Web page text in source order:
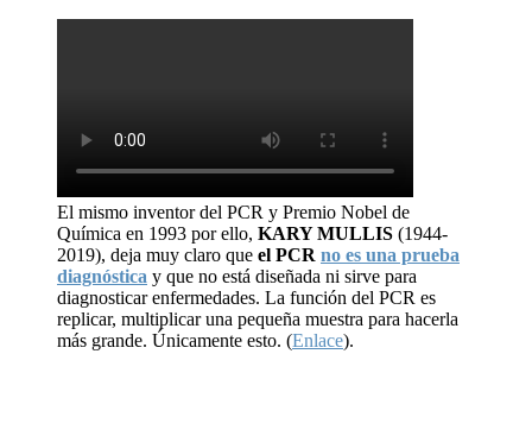
El mismo inventor del PCR y Premio Nobel de
Química en 1993 por ello, KARY MULLIS (1944-
2019), deja muy claro que el PCR no es una prueba
diagnóstica y que no está diseñada ni sirve para
diagnosticar enfermedades. La función del PCR es
replicar, multiplicar una pequeña muestra para hacerla
más grande. Únicamente esto. (Enlace).